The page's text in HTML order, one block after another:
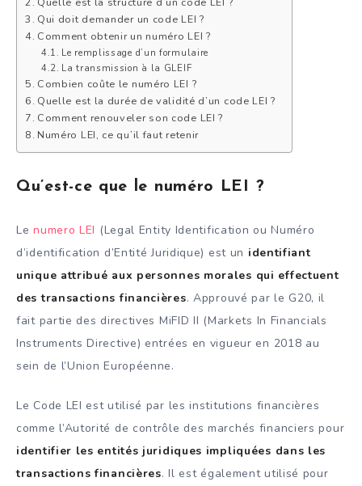
Qui doit demander un code LEI ?
Comment obtenir un numéro LEI ?
Le remplissage d’un formulaire
La transmission à la GLEIF
Combien coûte le numéro LEI ?
Quelle est la durée de validité d’un code LEI ?
Comment renouveler son code LEI ?
Numéro LEI, ce qu’il faut retenir
Qu’est-ce que le numéro LEI ?
Lenumero LEI (Legal Entity Identification ou Numéro
d’identification d’Entité Juridique) est un identifiant
unique attribué aux personnes morales qui effectuent
des transactions financières. Approuvé par le G20, il
fait partie des directives MiFID II (Markets In Financials
Instruments Directive) entrées en vigueur en 2018 au
sein de l’Union Européenne.
Le Code LEI est utilisé par les institutions financières
comme l’Autorité de contrôle des marchés financiers pour
identifier les entités juridiques impliquées dans les
transactions financières. Il est également utilisé pour